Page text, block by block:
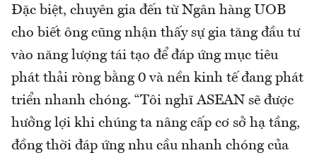
Đặc biệt, chuyên gia đến từ Ngân hàng UOB
cho biết ông cũng nhận thấy sự gia tăng đầu tư
vào năng lượng tái tạo để đáp ứng mục tiêu
phát thải ròng bằng 0 và nền kinh tế đang phát
triển nhanh chóng. “Tôi nghĩ ASEAN sẽ được
hưởng lợi khi chúng ta nâng cấp cơ sở hạ tầng,
đồng thời đáp ứng nhu cầu nhanh chóng của